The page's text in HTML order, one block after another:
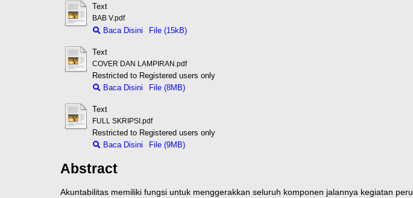
Text
BAB V.pdf
Baca Disini File (15kB)
Text
COVER DAN LAMPIRAN.pdf
Restricted to Registered users only
Baca Disini
File (8MB)
Text
FULL SKRIPSI.pdf
Restricted to Registered users only
Baca Disini
File (9MB)
Abstract
Akuntabilitas memiliki fungsi untuk menggerakkan seluruh komponen jalannya kegiatan